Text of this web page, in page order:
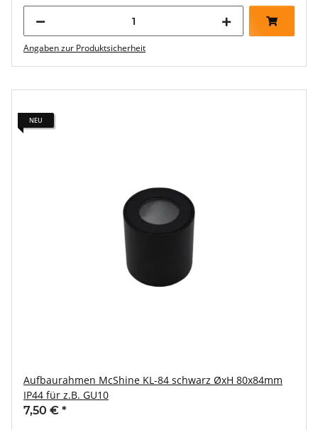
Angaben zur Produktsicherheit
NEU
Aufbaurahmen McShine KL-84 schwarz ØxH 80x84mm
IP44 für z.B. GU10
7,50 € *